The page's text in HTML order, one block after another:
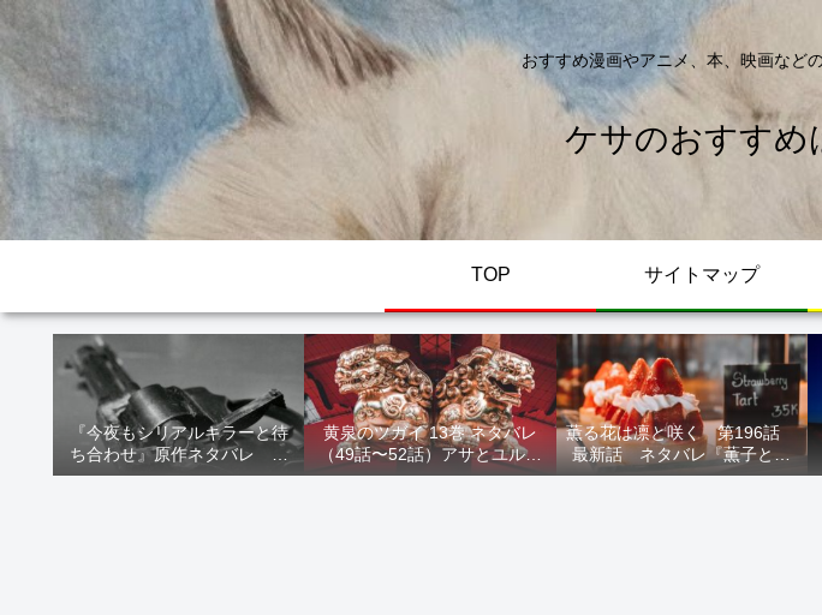
おすすめ漫画やアニメ、本、映画など
ケサのおすすめ
TOP サイトマップ
『今夜もシリアルキラーと待
ち合わせ』原作ネタバレ 断
髪オブジェ殺人事件 犯人の
黄泉のツガイ 13巻 ネタバレ
（49話〜52話）アサとユルが
家出！西ノ村の真実とヒカル
薫る花は凛と咲く 第196話
最新話 ネタバレ『薫子とま
どか』